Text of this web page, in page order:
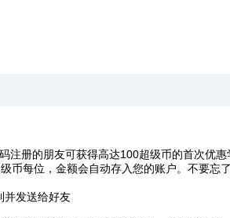
注册的朋友可获得高达100超级币的首次优
币每位，金额会自动存入您的账户。不要忘
并发送给好友